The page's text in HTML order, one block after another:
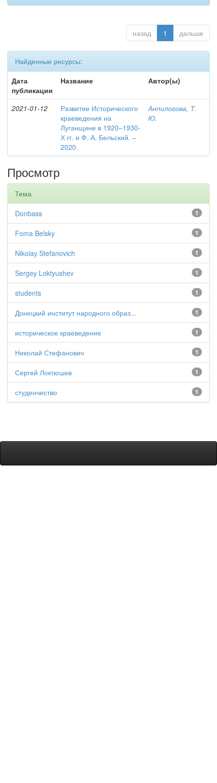
назад 1 дальше
Найденные ресурсы:
Дата
публикации
Название Автор(ы)
2021-01-12
Развитие Исторического
краеведения на
Луганщине в 1920–1930-
Х гг. и Ф. А. Бельский. –
2020.
Анпилогова, Т.
Ю.
Просмотр
Тема
1
Donbass
1
Foma Belsky
1
Nikolay Stefanovich
1
Sergey Loktyushev
1
students
1
Донецкий институт народного образ...
1
историческое краеведение
1
Николай Стефанович
1
Сергей Локтюшев
1
студенчество